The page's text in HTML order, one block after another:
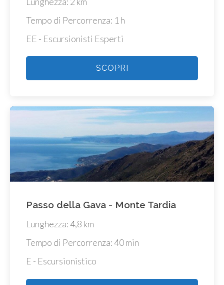
Tempo di Percorrenza: 1 h
EE - Escursionisti Esperti
SCOPRI
Passo della Gava - Monte Tardia
Lunghezza: 4,8 km
Tempo di Percorrenza: 40 min
E - Escursionistico